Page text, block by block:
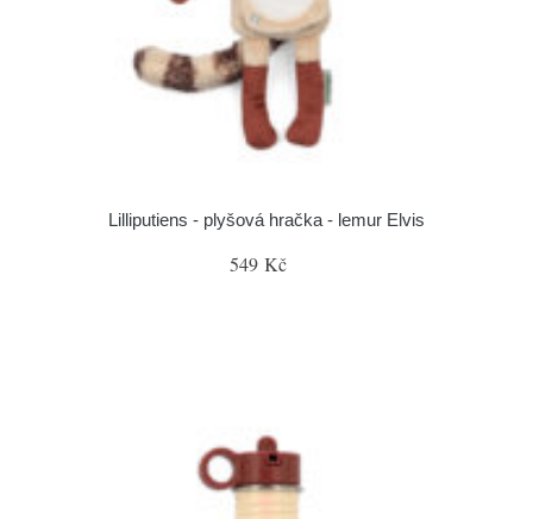
Lilliputiens - plyšová hračka - lemur Elvis
549 Kč